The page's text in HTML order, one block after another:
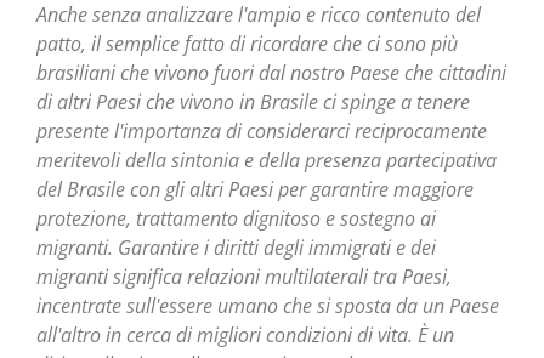
Anche senza analizzare l'ampio e ricco contenuto del
patto, il semplice fatto di ricordare che ci sono più
brasiliani che vivono fuori dal nostro Paese che cittadini
di altri Paesi che vivono in Brasile ci spinge a tenere
presente l'importanza di considerarci reciprocamente
meritevoli della sintonia e della presenza partecipativa
del Brasile con gli altri Paesi per garantire maggiore
protezione, trattamento dignitoso e sostegno ai
migranti. Garantire i diritti degli immigrati e dei
migranti significa relazioni multilaterali tra Paesi,
incentrate sull'essere umano che si sposta da un Paese
all'altro in cerca di migliori condizioni di vita. È un